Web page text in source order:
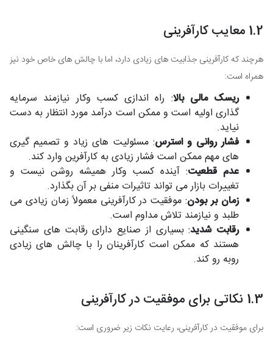
1.2 معایب کارآفرینی
هرچند که کارآفرینی جذابیت های زیادی دارد، اما با چالش های خاص خود نیز
همراه است:
ریسک مالی بالا: راه اندازی کسب وکار نیازمند سرمایه
گذاری اولیه است و ممکن است درآمد مورد انتظار به دست
نیاید.
فشار روانی و استرس: مسئولیت های زیاد و تصمیم گیری
های مهم ممکن است فشار زیادی به کارآفرین وارد کند.
عدم قطعیت: آینده کسب وکار همیشه روشن نیست و
تغییرات بازار می تواند تاثیرات منفی بر آن بگذارد.
زمان بر بودن: موفقیت در کارآفرینی معمولاً زمان زیادی می
طلبد و نیازمند تلاش مداوم است.
رقابت شدید: بسیاری از صنایع دارای رقابت های سنگینی
هستند که ممکن است کارآفرینان را با چالش های زیادی
روبه رو کند.
1.3 نکاتی برای موفقیت در کارآفرینی
برای موفقیت در کارآفرینی، رعایت نکات زیر ضروری است: